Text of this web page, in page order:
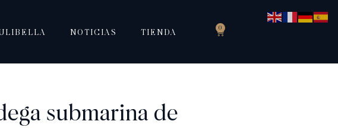
NOTICIAS TIENDA 0
submarina de